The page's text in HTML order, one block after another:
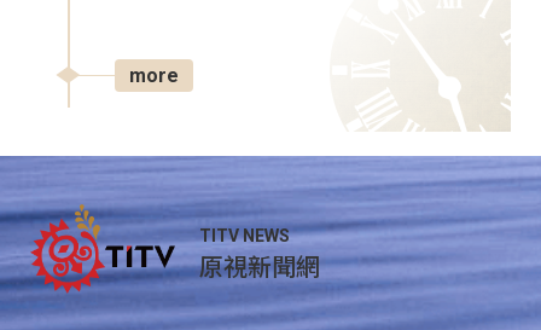
more
TITV NEWS
原視新聞網